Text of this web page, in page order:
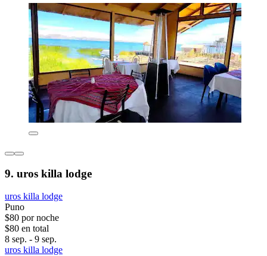
9. uros killa lodge
uros killa lodge
Puno
$80 por noche
$80 en total
8 sep. - 9 sep.
uros killa lodge